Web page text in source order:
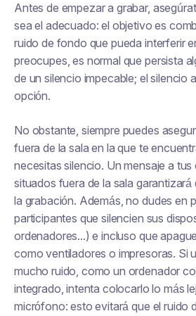
Antes de empezar a grabar,
sea el adecuado: el objetivo es
ruido de fondo que pueda interferir
preocupes, es normal que persista
de un silencio impecable; el silencio
opción.
No obstante, siempre puedes
fuera de la sala en la que te
necesitas silencio. Un mensaje a
situados fuera de la sala garantizará
la grabación. Además, no dudes en
participantes que silencien sus
ordenadores...) e incluso que
como ventiladores o impresoras. Si
mucho ruido, como un ordenador
integrado, intenta colocarlo lo más
micrófono: esto evitará que el ruido